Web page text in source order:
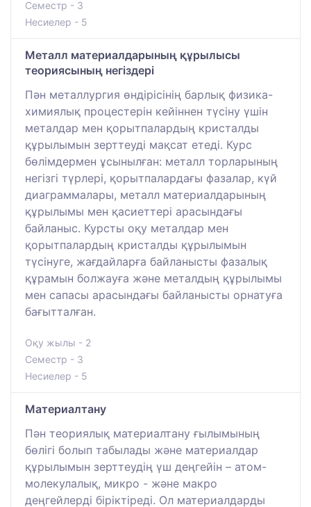
Семестр - 3
Несиелер - 5
Металл материалдарының құрылысы
теориясының негіздері
Пән металлургия өндірісінің барлық физика-
химиялық процестерін кейіннен түсіну үшін
металдар мен қорытпалардың кристалды
құрылымын зерттеуді мақсат етеді. Курс
бөлімдермен ұсынылған: металл торларының
негізгі түрлері, қорытпалардағы фазалар, күй
диаграммалары, металл материалдарының
құрылымы мен қасиеттері арасындағы
байланыс. Курсты оқу металдар мен
қорытпалардың кристалды құрылымын
түсінуге, жағдайларға байланысты фазалық
құрамын болжауға және металдың құрылымы
мен сапасы арасындағы байланысты орнатуға
бағытталған.
Оқу жылы - 2
Семестр - 3
Несиелер - 5
Материалтану
Пән теориялық материалтану ғылымының
бөлігі болып табылады және материалдар
құрылымын зерттеудің үш деңгейін – атом-
молекулалық, микро - және макро
деңгейлерді біріктіреді. Ол материалдарды